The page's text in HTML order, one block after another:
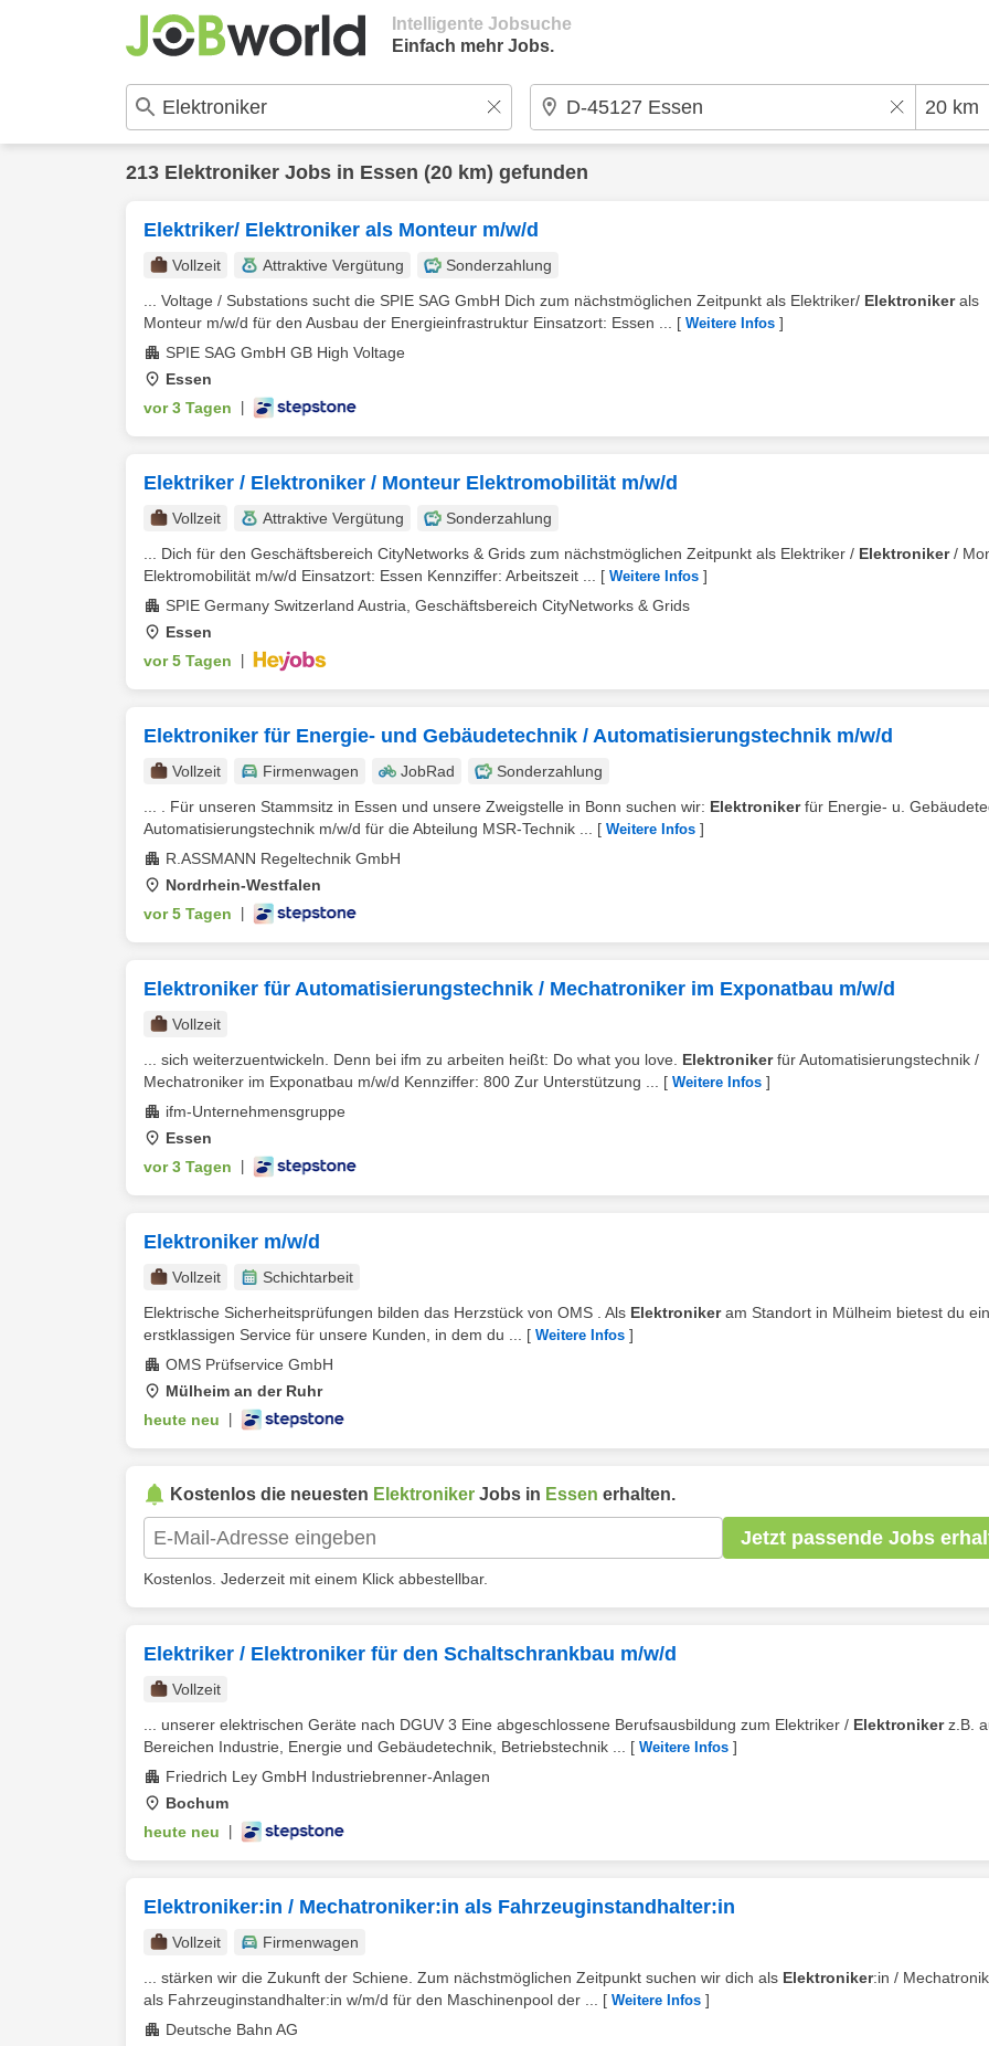
Intelligente Jobsuche
Einfach mehr Jobs.
213 Elektroniker Jobs in Essen (20 km) gefunden
Elektriker/ Elektroniker als Monteur m/w/d
Vollzeit Attraktive Vergütung
Sonderzahlung
... Voltage / Substations sucht die SPIE SAG GmbH Dich zum nächstmöglichen Zeitpunkt als Elektriker/ Elektronikerals
Monteur m/w/d für den Ausbau der Energieinfrastruktur Einsatzort: Essen ...
[ Weitere Infos ]
SPIE SAG GmbH GB High Voltage
Essen
vor 3 Tagen
Elektriker / Elektroniker / Monteur Elektromobilität m/w/d
Vollzeit Attraktive Vergütung
Sonderzahlung
... Dich für den Geschäftsbereich CityNetworks & Grids zum nächstmöglichen Zeitpunkt als Elektriker / Elektroniker/
Elektromobilität m/w/d Einsatzort: Essen Kennziffer: Arbeitszeit ...
[ Weitere Infos ]
SPIE Germany Switzerland Austria, Geschäftsbereich CityNetworks & Grids
Essen
vor 5 Tagen
Elektroniker für Energie- und Gebäudetechnik / Automatisierungstechnik m/w/d
Vollzeit Firmenwagen JobRad
Sonderzahlung
... . Für unseren Stammsitz in Essen und unsere Zweigstelle in Bonn suchen wir: Elektronikerfür Energie- u.
Automatisierungstechnik m/w/d für die Abteilung MSR-Technik ...
[ Weitere Infos ]
R.ASSMANN Regeltechnik GmbH
Nordrhein-Westfalen
vor 5 Tagen
Elektroniker für Automatisierungstechnik / Mechatroniker im Exponatbau m/w/d
Vollzeit
... sich weiterzuentwickeln. Denn bei ifm zu arbeiten heißt: Do what you love. Elektronikerfür Automatisierungstechnik /
Mechatroniker im Exponatbau m/w/d Kennziffer: 800 Zur Unterstützung ...
[ Weitere Infos ]
ifm-Unternehmensgruppe
Essen
vor 3 Tagen
Elektroniker m/w/d
Vollzeit
Schichtarbeit
Elektrische Sicherheitsprüfungen bilden das Herzstück von OMS . Als Elektronikeram Standort in Mülheim bietest du
erstklassigen Service für unsere Kunden, in dem du ...
[ Weitere Infos ]
OMS Prüfservice GmbH
Mülheim an der Ruhr
heute neu
Kostenlos die neuesten Elektroniker Jobs in Essen erhalten.
Jetzt passende Jobs
Kostenlos. Jederzeit mit einem Klick abbestellbar.
Elektriker / Elektroniker für den Schaltschrankbau m/w/d
Vollzeit
... unserer elektrischen Geräte nach DGUV 3 Eine abgeschlossene Berufsausbildung zum Elektriker / Elektronikerz.B.
Bereichen Industrie, Energie und Gebäudetechnik, Betriebstechnik ...
[ Weitere Infos ]
Friedrich Ley GmbH Industriebrenner-Anlagen
Bochum
heute neu
Elektroniker:in / Mechatroniker:in als Fahrzeuginstandhalter:in
Vollzeit
Firmenwagen
... stärken wir die Zukunft der Schiene. Zum nächstmöglichen Zeitpunkt suchen wir dich als Elektroniker:in /
als Fahrzeuginstandhalter:in w/m/d für den Maschinenpool der ...
[ Weitere Infos ]
Deutsche Bahn AG